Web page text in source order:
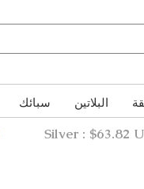
سبائك البلاتين
Silver : $63.82